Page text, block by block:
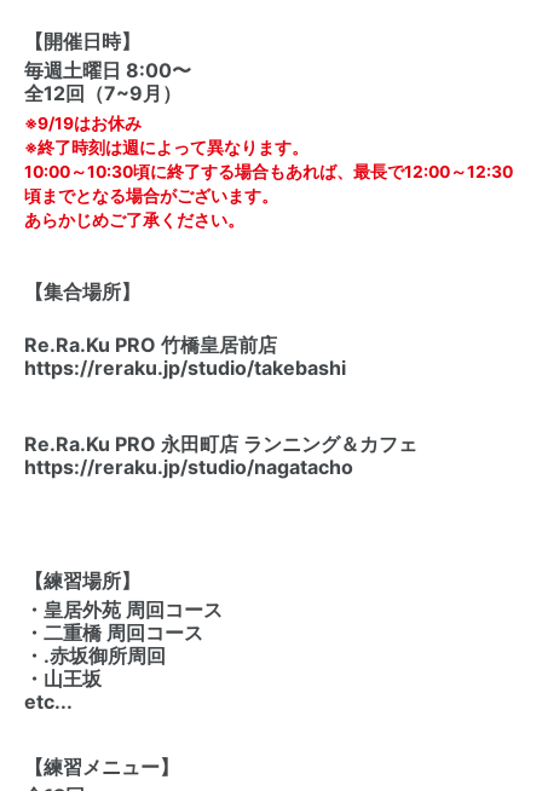
【開催日時】
毎週土曜日 8:00〜
全12回（7~9月）
※9/19はお休み
※終了時刻は週によって異なります。
10:00～10:30頃に終了する場合もあれば、最長で12:00～12:30
頃までとなる場合がございます。
あらかじめご了承ください。
【集合場所】
Re.Ra.Ku PRO 竹橋皇居前店
https://reraku.jp/studio/takebashi
Re.Ra.Ku PRO 永田町店 ランニング＆カフェ
https://reraku.jp/studio/nagatacho
【練習場所】
・皇居外苑 周回コース
・二重橋 周回コース
・.赤坂御所周回
・山王坂
etc...
【練習メニュー】